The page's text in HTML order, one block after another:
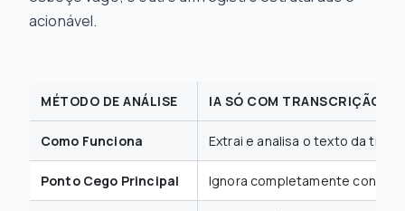
acionável.
MÉTODO DE ANÁLISE IA SÓ COM TRANSCRIÇÃO
Como Funciona Extrai e analisa o texto da
Ponto Cego Principal Ignora completamente